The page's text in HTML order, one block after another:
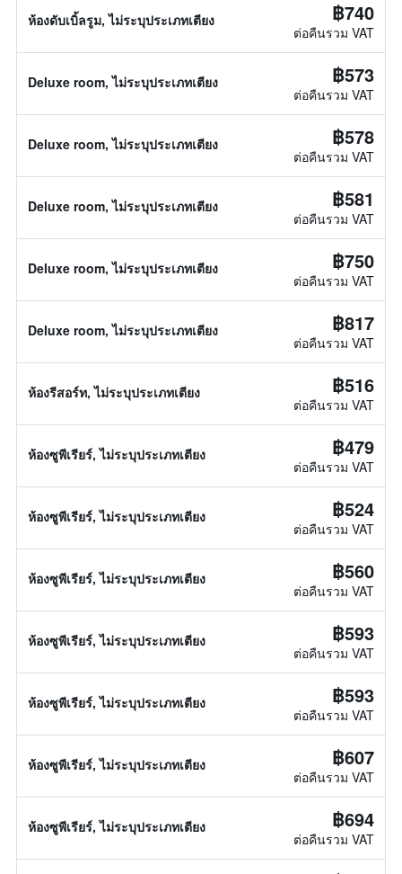
ห้องดับเบิ้ลรูม, ไม่ระบุประเภทเตียง ฿740
ต่อคืนรวม VAT
Deluxe room, ไม่ระบุประเภทเตียง ฿573
ต่อคืนรวม VAT
Deluxe room, ไม่ระบุประเภทเตียง ฿578
ต่อคืนรวม VAT
Deluxe room, ไม่ระบุประเภทเตียง ฿581
ต่อคืนรวม VAT
Deluxe room, ไม่ระบุประเภทเตียง ฿750
ต่อคืนรวม VAT
Deluxe room, ไม่ระบุประเภทเตียง ฿817
ต่อคืนรวม VAT
ห้องรีสอร์ท, ไม่ระบุประเภทเตียง ฿516
ต่อคืนรวม VAT
ห้องซูพีเรียร์, ไม่ระบุประเภทเตียง ฿479
ต่อคืนรวม VAT
ห้องซูพีเรียร์, ไม่ระบุประเภทเตียง ฿524
ต่อคืนรวม VAT
ห้องซูพีเรียร์, ไม่ระบุประเภทเตียง ฿560
ต่อคืนรวม VAT
ห้องซูพีเรียร์, ไม่ระบุประเภทเตียง ฿593
ต่อคืนรวม VAT
ห้องซูพีเรียร์, ไม่ระบุประเภทเตียง ฿593
ต่อคืนรวม VAT
ห้องซูพีเรียร์, ไม่ระบุประเภทเตียง ฿607
ต่อคืนรวม VAT
ห้องซูพีเรียร์, ไม่ระบุประเภทเตียง ฿694
ต่อคืนรวม VAT